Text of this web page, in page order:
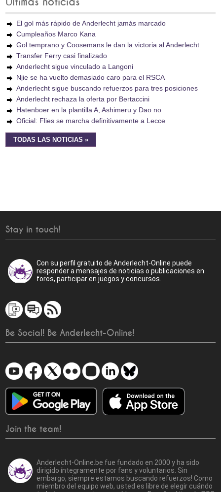
Últimas noticias
El gol más rápido de Anderlecht jamás marcado
Cumpleaños Marco Kana
Gol temprano y Coosemans le dan la victoria al Anderlecht
Transfer Ferry casi finalizado
Anderlecht sigue vinculado a Langoni
Njie se ha vuelto demasiado caro para el RSCA
Anderlecht sigue buscando refuerzos para tres posiciones
Anderlecht rechaza la oferta por Bertaccini
Hatenboer en la plantilla A, Ashimeru y Dao no
Oficial: Flies se marcha definitivamente a Lecce
TODAS LAS NOTICIAS »
Stay in touch!
Con su perfil gratuito de Anderlecht-Online puede
responder a mensajes de noticias o publicaciones en
foros, participar en juegos y concursos.
Be Social! Be Anderlecht-Online!
Join the team!
Anderlecht-Online.be fue fundado en 2000 y ha sido
dirigido íntegramente por fans y voluntarios. Sin
embargo, siempre estamos buscando refuerzos! Como
miembro del equipo web, usted es libre de elegir cuándo